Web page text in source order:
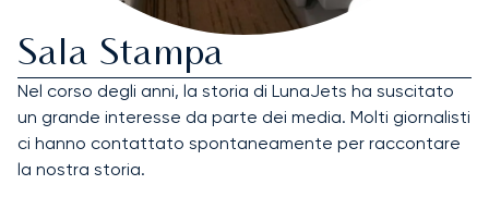
Sala Stampa
Nel corso degli anni, la storia di LunaJets ha suscitato
un grande interesse da parte dei media. Molti giornalisti
ci hanno contattato spontaneamente per raccontare
la nostra storia.